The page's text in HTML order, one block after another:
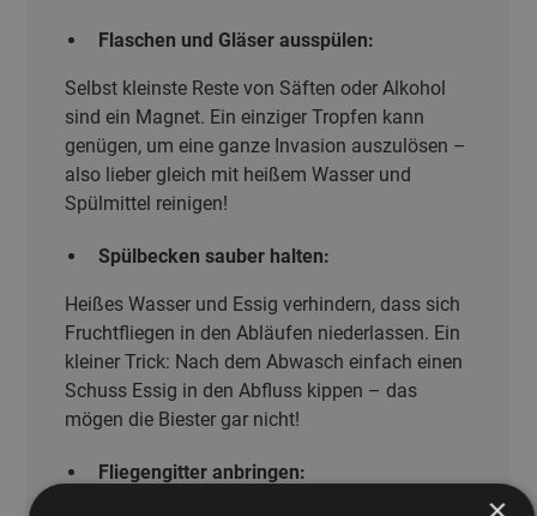
Flaschen und Gläser ausspülen:
Selbst kleinste Reste von Säften oder Alkohol
sind ein Magnet. Ein einziger Tropfen kann
genügen, um eine ganze Invasion auszulösen –
also lieber gleich mit heißem Wasser und
Spülmittel reinigen!
Spülbecken sauber halten:
Heißes Wasser und Essig verhindern, dass sich
Fruchtfliegen in den Abläufen niederlassen. Ein
kleiner Trick: Nach dem Abwasch einfach einen
Schuss Essig in den Abfluss kippen – das
mögen die Biester gar nicht!
Fliegengitter anbringen: